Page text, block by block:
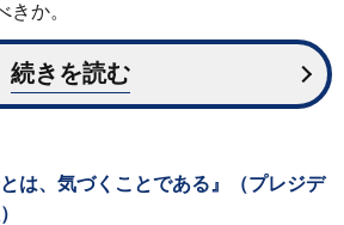
きか。
続きを読む
とは、気づくことである』（プレジデ